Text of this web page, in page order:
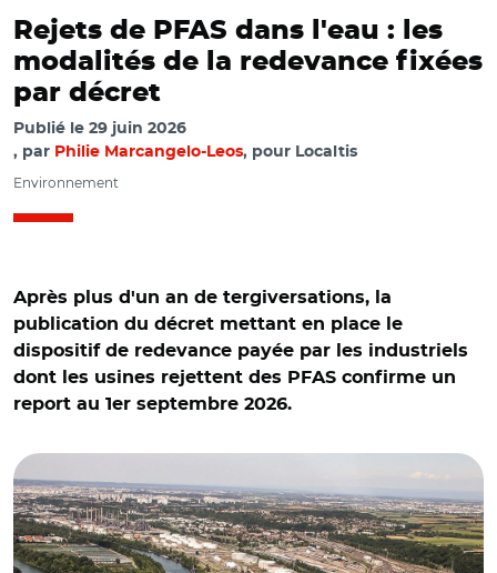
Rejets de PFAS dans l'eau : les
modalités de la redevance fixées
par décret
Publié le 29 juin 2026
par Philie Marcangelo-Leos, pour Localtis
Environnement
Après plus d'un an de tergiversations, la
publication du décret mettant en place le
dispositif de redevance payée par les industriels
dont les usines rejettent des PFAS confirme un
report au 1er septembre 2026.
© Laurent GRANDGUILLOT_REA/ Couloir de la chimie à